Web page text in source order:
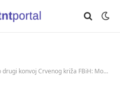
križa FBiH: Montiraju se stambeni kontejneri i montažne kuće